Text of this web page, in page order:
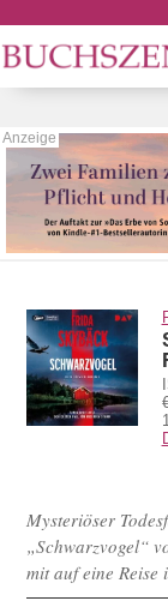
Mysteriöser
„Schwarzvogel“
mit auf eine